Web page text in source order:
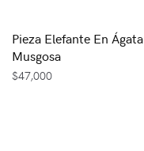
Pieza Elefante En Ágata
Musgosa
$47,000